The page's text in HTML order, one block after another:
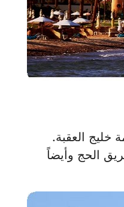
وتأمين طريق الحج وأيضاً